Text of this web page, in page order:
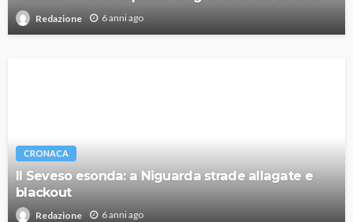
Redazione 6 anni ago
CRONACA
Il Seveso esonda: a Niguarda strade allagate e
blackout
Redazione 6 anni ago